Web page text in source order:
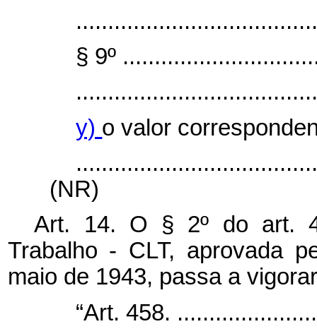
§ 9º
y) o valor
(NR)
Art. 14. O § 2º do art.
Trabalho - CLT, aprovada
maio de 1943, passa a
“Art. 458.